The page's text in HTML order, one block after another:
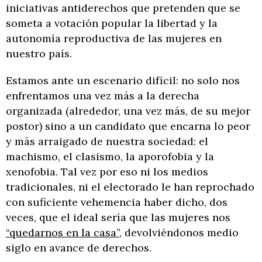
iniciativas antiderechos que pretenden que se
someta a votación popular la libertad y la
autonomía reproductiva de las mujeres en
nuestro país.
Estamos ante un escenario difícil: no solo nos
enfrentamos una vez más a la derecha
organizada (alrededor, una vez más, de su mejor
postor) sino a un candidato que encarna lo peor
y más arraigado de nuestra sociedad: el
machismo, el clasismo, la aporofobia y la
xenofobia. Tal vez por eso ni los medios
tradicionales, ni el electorado le han reprochado
con suficiente vehemencia haber dicho, dos
veces, que el ideal sería que las mujeres nos
“quedarnos en la casa”, devolviéndonos medio
siglo en avance de derechos.